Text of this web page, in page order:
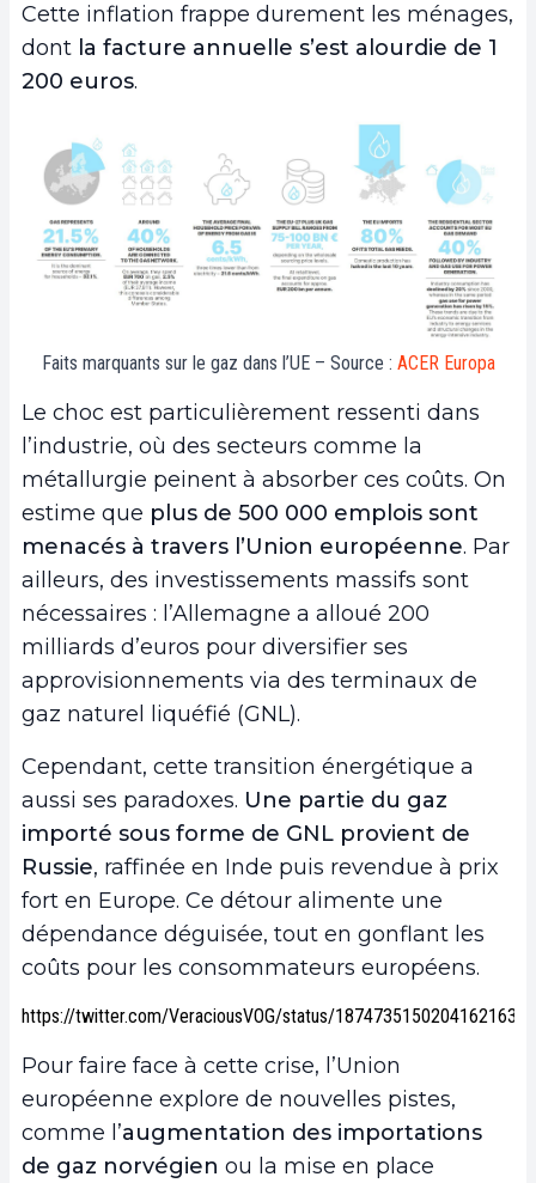
Cette inflation frappe durement les ménages,
dont la facture annuelle s’est alourdie de 1
200 euros.
Faits marquants sur le gaz dans l’UE – Source : ACER Europa
Le choc est particulièrement ressenti dans
l’industrie, où des secteurs comme la
métallurgie peinent à absorber ces coûts. On
estime que plus de 500 000 emplois sont
menacés à travers l’Union européenne. Par
ailleurs, des investissements massifs sont
nécessaires : l’Allemagne a alloué 200
milliards d’euros pour diversifier ses
approvisionnements via des terminaux de
gaz naturel liquéfié (GNL).
Cependant, cette transition énergétique a
aussi ses paradoxes. Une partie du gaz
importé sous forme de GNL provient de
Russie, raffinée en Inde puis revendue à prix
fort en Europe. Ce détour alimente une
dépendance déguisée, tout en gonflant les
coûts pour les consommateurs européens.
https://twitter.com/VeraciousVOG/status/1874735150204162163
Pour faire face à cette crise, l’Union
européenne explore de nouvelles pistes,
comme l’augmentation des importations
de gaz norvégien ou la mise en place